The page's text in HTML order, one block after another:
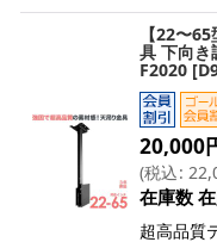
【22〜
具 下向き
F2020 [
20,000
(税込:
在庫数
超高品質